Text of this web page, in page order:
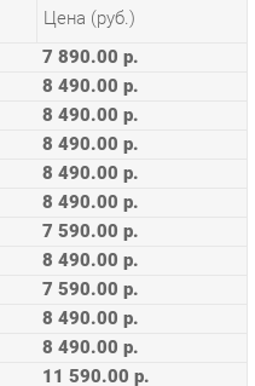
8 490.00 р.
8 490.00 р.
8 490.00 р.
8 490.00 р.
7 590.00 р.
8 490.00 р.
7 590.00 р.
8 490.00 р.
8 490.00 р.
11 590.00 р.
10 790.00 р.
10 790.00 р.
10 390.00 р.